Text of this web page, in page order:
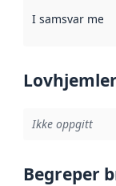
I samsvar med
Lovhjemler
Ikke oppgitt
Begreper